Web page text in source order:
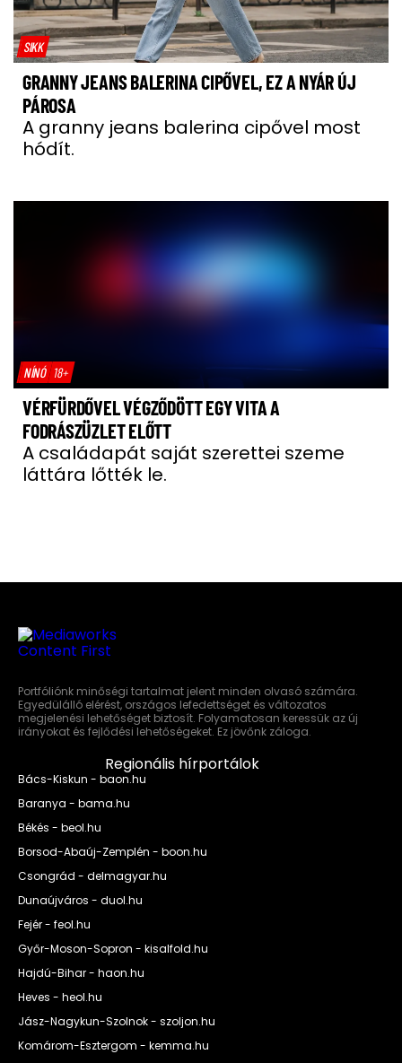
SIKK
GRANNY JEANS BALERINA CIPŐVEL, EZ A NYÁR ÚJ
PÁROSA
A granny jeans balerina cipővel most
hódít.
NÍNÓ 18+
VÉRFÜRDŐVEL VÉGZŐDÖTT EGY VITA A
FODRÁSZÜZLET ELŐTT
A családapát saját szerettei szeme
láttára lőtték le.
Portfóliónk minőségi tartalmat jelent minden olvasó számára.
Egyedülálló elérést, országos lefedettséget és változatos
megjelenési lehetőséget biztosít. Folyamatosan keressük az új
irányokat és fejlődési lehetőségeket. Ez jövőnk záloga.
Regionális hírportálok
Bács-Kiskun - baon.hu
Baranya - bama.hu
Békés - beol.hu
Borsod-Abaúj-Zemplén - boon.hu
Csongrád - delmagyar.hu
Dunaújváros - duol.hu
Fejér - feol.hu
Győr-Moson-Sopron - kisalfold.hu
Hajdú-Bihar - haon.hu
Heves - heol.hu
Jász-Nagykun-Szolnok - szoljon.hu
Komárom-Esztergom - kemma.hu